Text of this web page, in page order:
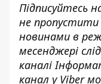
Підписуйтесь
не
новинами в
месенджері
каналі
канал у Viber